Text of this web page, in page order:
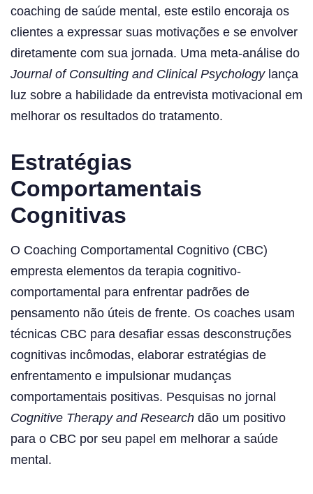
coaching de saúde mental, este estilo encoraja os
clientes a expressar suas motivações e se envolver
diretamente com sua jornada. Uma meta-análise do
Journal of Consulting and Clinical Psychologylança
luz sobre a habilidade da entrevista motivacional em
melhorar os resultados do tratamento.
Estratégias
Comportamentais
Cognitivas
O Coaching Comportamental Cognitivo (CBC)
empresta elementos da terapia cognitivo-
comportamental para enfrentar padrões de
pensamento não úteis de frente. Os coaches usam
técnicas CBC para desafiar essas desconstruções
cognitivas incômodas, elaborar estratégias de
enfrentamento e impulsionar mudanças
comportamentais positivas. Pesquisas no jornal
Cognitive Therapy and Research dão um positivo
para o CBC por seu papel em melhorar a saúde
mental.